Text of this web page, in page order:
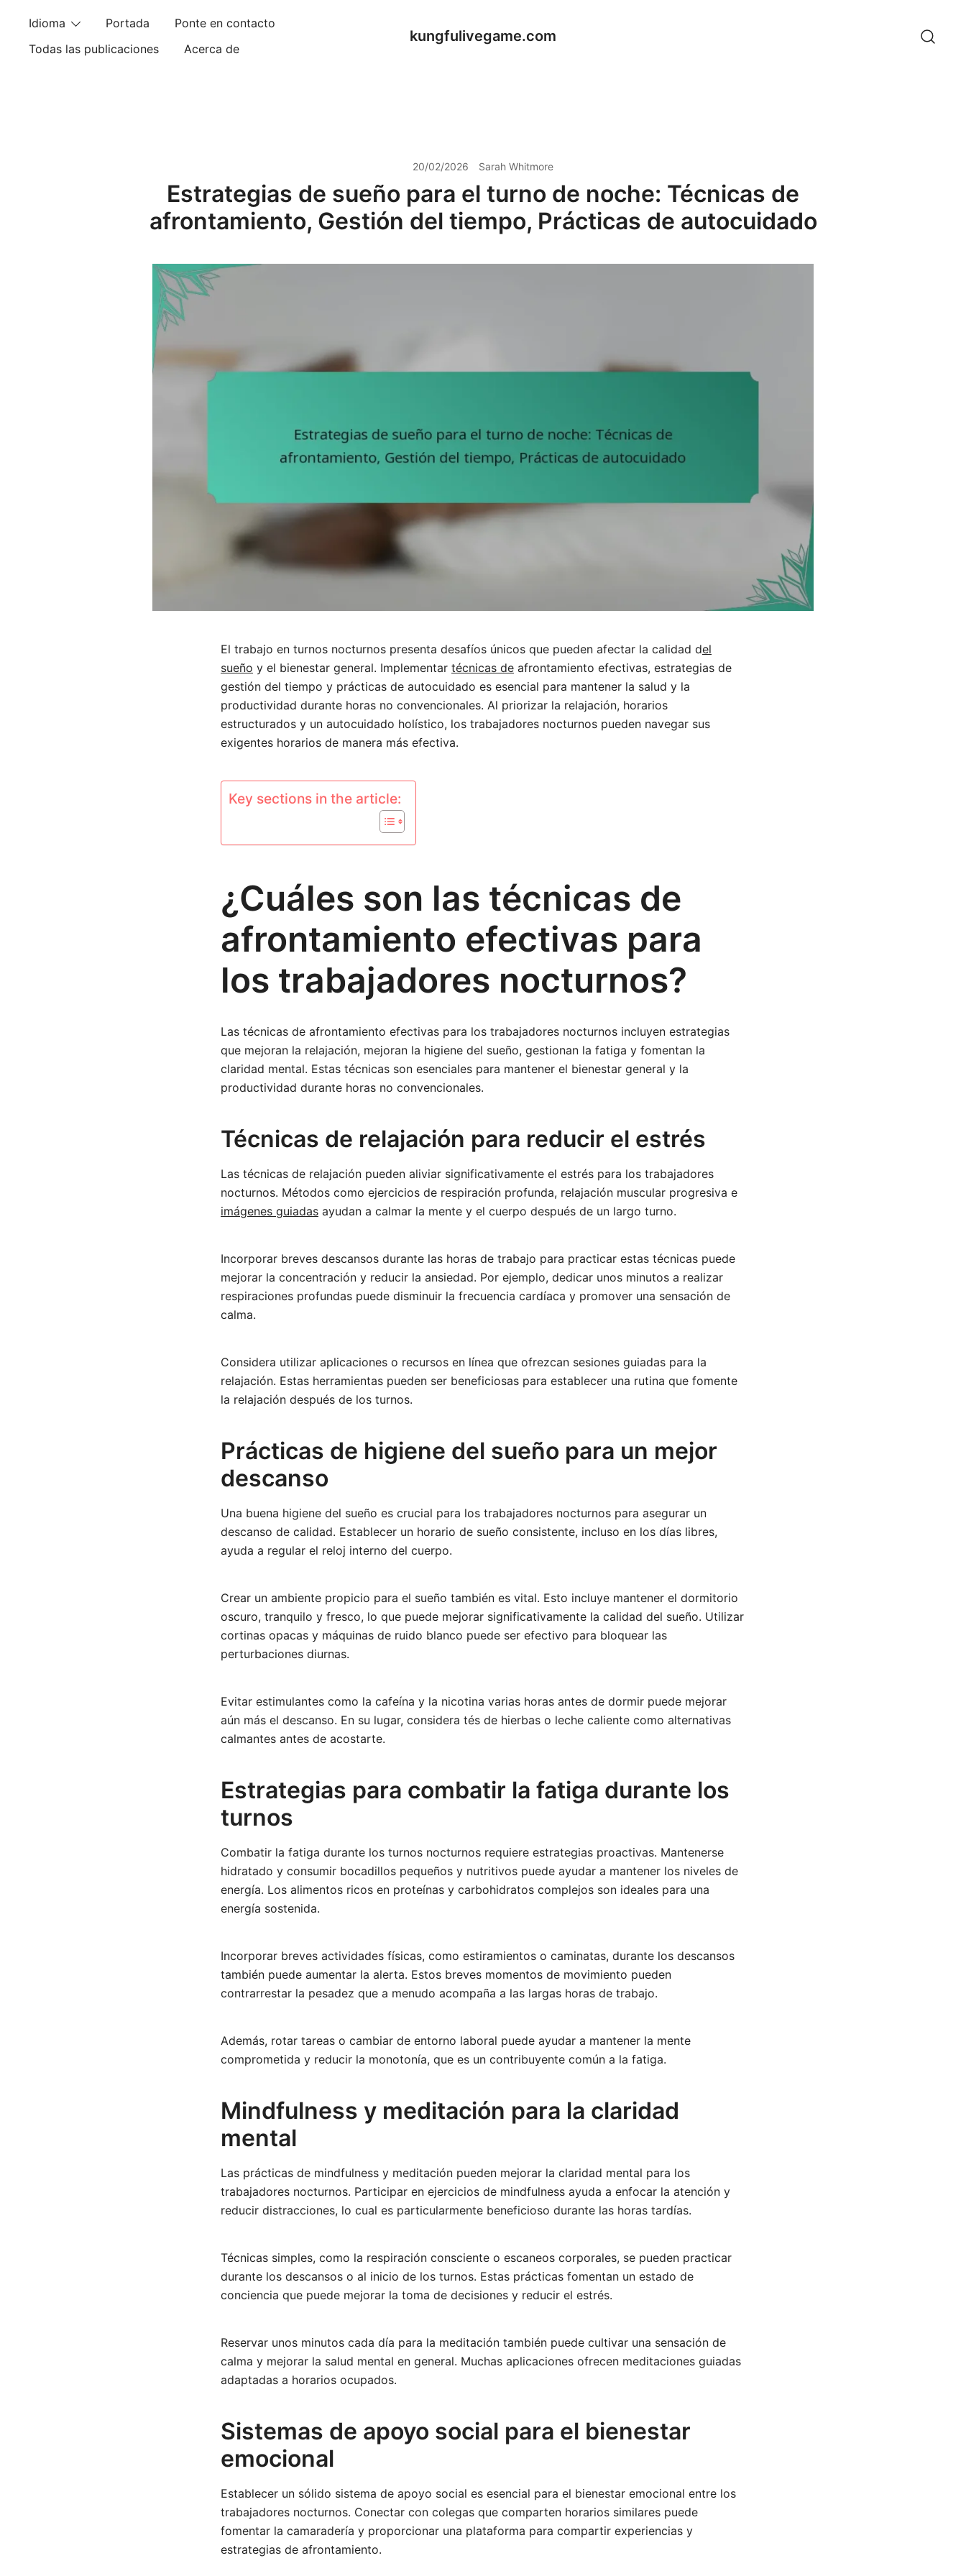
content
Idioma Portada
Ponte en contacto
Todas las publicaciones
Acerca de
kungfulivegame.com
20/02/2026 Sarah Whitmore
Estrategias de sueño para el turno de noche: Técnicas de
afrontamiento, Gestión del tiempo, Prácticas de autocuidado
El trabajo en turnos nocturnos presenta desafíos únicos que pueden afectar la calidad del
sueño y el bienestar general. Implementar técnicas de afrontamiento efectivas, estrategias de
gestión del tiempo y prácticas de autocuidado es esencial para mantener la salud y la
productividad durante horas no convencionales. Al priorizar la relajación, horarios
estructurados y un autocuidado holístico, los trabajadores nocturnos pueden navegar sus
exigentes horarios de manera más efectiva.
Key sections in the article:
¿Cuáles son las técnicas de
afrontamiento efectivas para
los trabajadores nocturnos?
Las técnicas de afrontamiento efectivas para los trabajadores nocturnos incluyen estrategias
que mejoran la relajación, mejoran la higiene del sueño, gestionan la fatiga y fomentan la
claridad mental. Estas técnicas son esenciales para mantener el bienestar general y la
productividad durante horas no convencionales.
Técnicas de relajación para reducir el estrés
Las técnicas de relajación pueden aliviar significativamente el estrés para los trabajadores
nocturnos. Métodos como ejercicios de respiración profunda, relajación muscular progresiva e
imágenes guiadas ayudan a calmar la mente y el cuerpo después de un largo turno.
Incorporar breves descansos durante las horas de trabajo para practicar estas técnicas puede
mejorar la concentración y reducir la ansiedad. Por ejemplo, dedicar unos minutos a realizar
respiraciones profundas puede disminuir la frecuencia cardíaca y promover una sensación de
calma.
Considera utilizar aplicaciones o recursos en línea que ofrezcan sesiones guiadas para la
relajación. Estas herramientas pueden ser beneficiosas para establecer una rutina que fomente
la relajación después de los turnos.
Prácticas de higiene del sueño para un mejor
descanso
Una buena higiene del sueño es crucial para los trabajadores nocturnos para asegurar un
descanso de calidad. Establecer un horario de sueño consistente, incluso en los días libres,
ayuda a regular el reloj interno del cuerpo.
Crear un ambiente propicio para el sueño también es vital. Esto incluye mantener el dormitorio
oscuro, tranquilo y fresco, lo que puede mejorar significativamente la calidad del sueño. Utilizar
cortinas opacas y máquinas de ruido blanco puede ser efectivo para bloquear las
perturbaciones diurnas.
Evitar estimulantes como la cafeína y la nicotina varias horas antes de dormir puede mejorar
aún más el descanso. En su lugar, considera tés de hierbas o leche caliente como alternativas
calmantes antes de acostarte.
Estrategias para combatir la fatiga durante los
turnos
Combatir la fatiga durante los turnos nocturnos requiere estrategias proactivas. Mantenerse
hidratado y consumir bocadillos pequeños y nutritivos puede ayudar a mantener los niveles de
energía. Los alimentos ricos en proteínas y carbohidratos complejos son ideales para una
energía sostenida.
Incorporar breves actividades físicas, como estiramientos o caminatas, durante los descansos
también puede aumentar la alerta. Estos breves momentos de movimiento pueden
contrarrestar la pesadez que a menudo acompaña a las largas horas de trabajo.
Además, rotar tareas o cambiar de entorno laboral puede ayudar a mantener la mente
comprometida y reducir la monotonía, que es un contribuyente común a la fatiga.
Mindfulness y meditación para la claridad
mental
Las prácticas de mindfulness y meditación pueden mejorar la claridad mental para los
trabajadores nocturnos. Participar en ejercicios de mindfulness ayuda a enfocar la atención y
reducir distracciones, lo cual es particularmente beneficioso durante las horas tardías.
Técnicas simples, como la respiración consciente o escaneos corporales, se pueden practicar
durante los descansos o al inicio de los turnos. Estas prácticas fomentan un estado de
conciencia que puede mejorar la toma de decisiones y reducir el estrés.
Reservar unos minutos cada día para la meditación también puede cultivar una sensación de
calma y mejorar la salud mental en general. Muchas aplicaciones ofrecen meditaciones guiadas
adaptadas a horarios ocupados.
Sistemas de apoyo social para el bienestar
emocional
Establecer un sólido sistema de apoyo social es esencial para el bienestar emocional entre los
trabajadores nocturnos. Conectar con colegas que comparten horarios similares puede
fomentar la camaradería y proporcionar una plataforma para compartir experiencias y
estrategias de afrontamiento.